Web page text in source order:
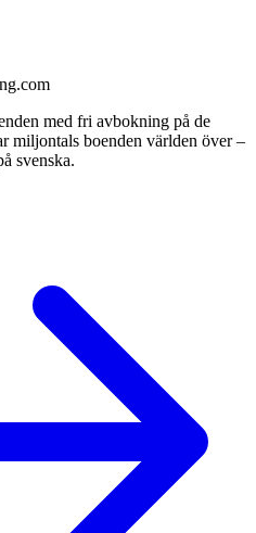
med fri avbokning på de
miljontals boenden världen över –
svenska.